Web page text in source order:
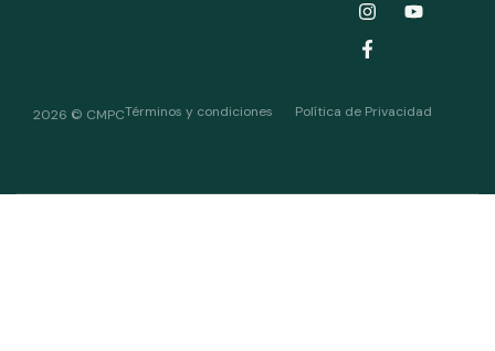
2026 © CMPCTérminos y condiciones Política de Privacidad